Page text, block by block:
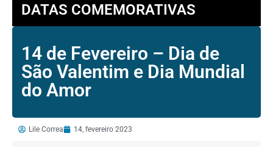
DATAS COMEMORATIVAS
14 de Fevereiro – Dia de
São Valentim e Dia Mundial
do Amor
Lile Correa 14, fevereiro 2023